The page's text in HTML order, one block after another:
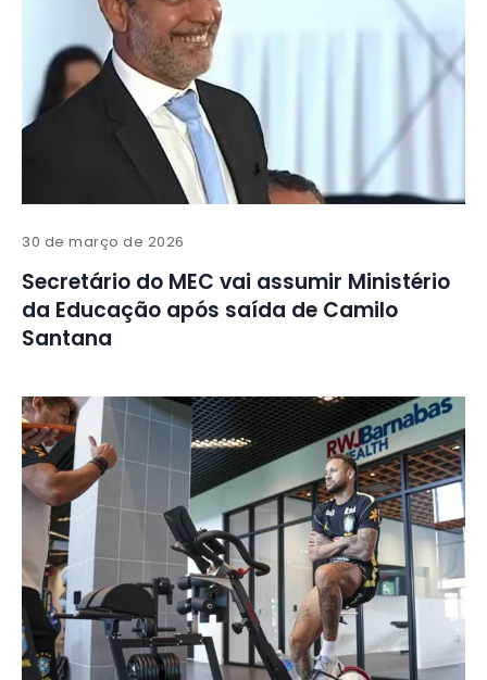
30 de março de 2026
Secretário do MEC vai assumir Ministério
da Educação após saída de Camilo
Santana